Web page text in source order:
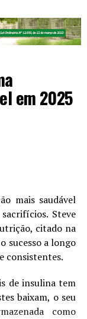
em 2025
mais saudável
Steve
citado na
sucesso a longo
consistentes.
de insulina tem
baixam, o seu
como